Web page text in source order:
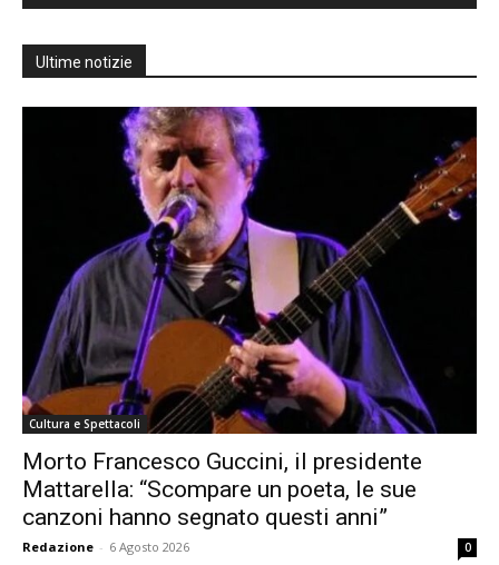
Ultime notizie
Cultura e Spettacoli
Morto Francesco Guccini, il presidente
Mattarella: “Scompare un poeta, le sue
canzoni hanno segnato questi anni”
Redazione - 6 Agosto 2026 0